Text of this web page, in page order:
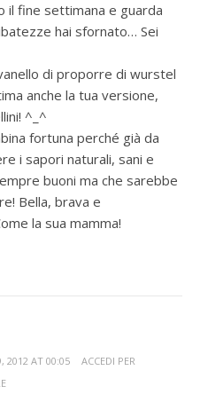
il fine settimana e guarda
hai sfornato… Sei
di proporre di wurstel
anche la tua versione,
^_^
fortuna perché già da
i sapori naturali, sani e
buoni ma che sarebbe
Bella, brava e
la sua mamma!
2012 AT 00:05
ACCEDI PER